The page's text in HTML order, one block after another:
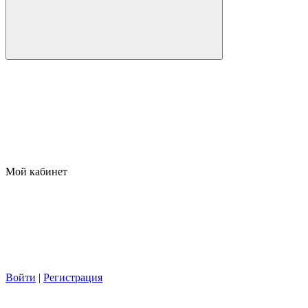
Мой кабинет
Войти | Регистрация